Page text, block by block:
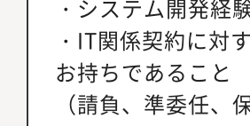
・システム開発経
・IT関係契約に対
お持ちであること
（請負、準委任